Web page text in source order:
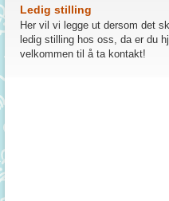
Ledig stilling
Her vil vi legge ut dersom det
ledig stilling hos oss, da er du
velkommen til å ta kontakt!